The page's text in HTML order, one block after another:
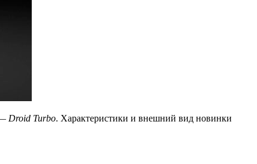
Droid Turbo. Характеристики и внешний вид новинки